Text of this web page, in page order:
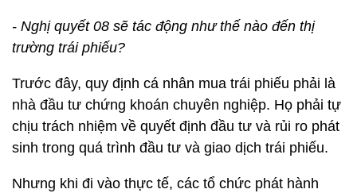
- Nghị quyết 08 sẽ tác động như thế nào đến thị
trường trái phiếu?
Trước đây, quy định cá nhân mua trái phiếu phải là
nhà đầu tư chứng khoán chuyên nghiệp. Họ phải tự
chịu trách nhiệm về quyết định đầu tư và rủi ro phát
sinh trong quá trình đầu tư và giao dịch trái phiếu.
Nhưng khi đi vào thực tế, các tổ chức phát hành